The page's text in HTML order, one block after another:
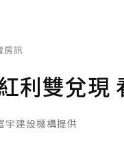
房訊
利雙兌現
宇建設機構提供